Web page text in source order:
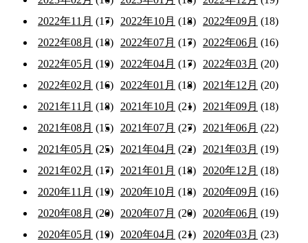
2022年11月 (17) 2022年10月 (18) 2022年09月 (18)
2022年08月 (18) 2022年07月 (17) 2022年06月 (16)
2022年05月 (19) 2022年04月 (17) 2022年03月 (20)
2022年02月 (16) 2022年01月 (18) 2021年12月 (20)
2021年11月 (18) 2021年10月 (21) 2021年09月 (18)
2021年08月 (15) 2021年07月 (27) 2021年06月 (22)
2021年05月 (25) 2021年04月 (22) 2021年03月 (19)
2021年02月 (17) 2021年01月 (18) 2020年12月 (18)
2020年11月 (19) 2020年10月 (18) 2020年09月 (16)
2020年08月 (20) 2020年07月 (20) 2020年06月 (19)
2020年05月 (19) 2020年04月 (21) 2020年03月 (23)